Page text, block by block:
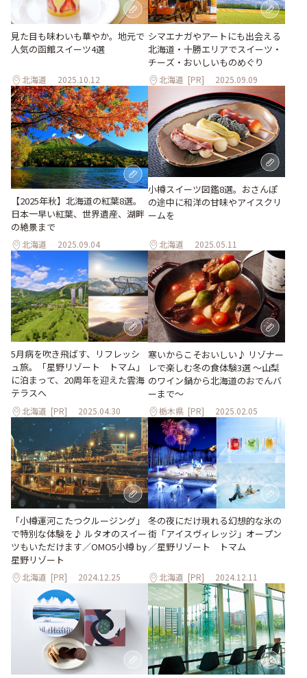
見た目も味わいも華やか。地元で
人気の函館スイーツ4選
北海道 2025.10.12
シマエナガやアートにも出会える
北海道・十勝エリアでスイーツ・
チーズ・おいしいものめぐり
北海道 [PR] 2025.09.09
【2025年秋】北海道の紅葉8選。
日本一早い紅葉、世界遺産、湖畔
の絶景まで
北海道 2025.09.04
小樽スイーツ図鑑8選。おさんぽ
の途中に和洋の甘味やアイスクリ
ームを
北海道 2025.05.11
5月病を吹き飛ばす、リフレッシ
ュ旅。「星野リゾート トマム」
に泊まって、20周年を迎えた雲海
テラスへ
北海道 [PR] 2025.04.30
寒いからこそおいしい♪ リゾナー
レで楽しむ冬の食体験3選 ～山梨
のワイン鍋から北海道のおでんバ
ーまで～
栃木県 [PR] 2025.02.05
「小樽運河こたつクルージング」
で特別な体験を♪ ルタオのスイー
ツもいただけます／OMO5小樽 by
星野リゾート
北海道 [PR] 2024.12.25
冬の夜にだけ現れる幻想的な氷の
街「アイスヴィレッジ」オープン
／星野リゾート トマム
北海道 [PR] 2024.12.11